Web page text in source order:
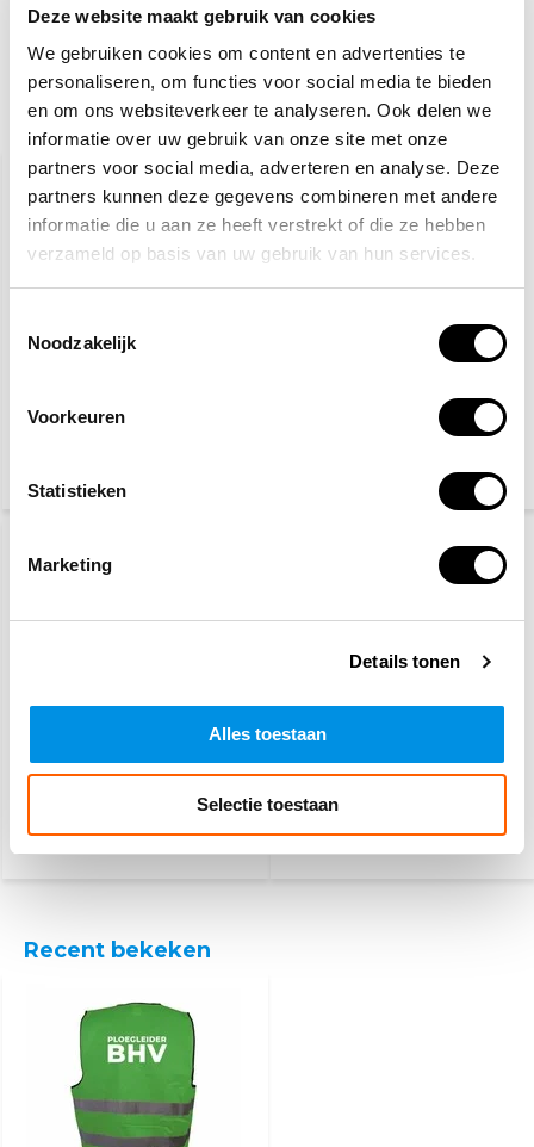
Deze website maakt gebruik van cookies
We gebruiken cookies om content en advertenties te
personaliseren, om functies voor social media te bieden
en om ons websiteverkeer te analyseren. Ook delen we
informatie over uw gebruik van onze site met onze
partners voor social media, adverteren en analyse. Deze
partners kunnen deze gegevens combineren met andere
informatie die u aan ze heeft verstrekt of die ze hebben
verzameld op basis van uw gebruik van hun services.
Noodzakelijk
Voorkeuren
Statistieken
Marketing
Details tonen
Alles toestaan
Selectie toestaan
Toevoegen aan winkelwagen
Gerelateerde producten
Gele hesjes 25-pack
3,10
BHV hesje oranje - 25
Recent bekeken